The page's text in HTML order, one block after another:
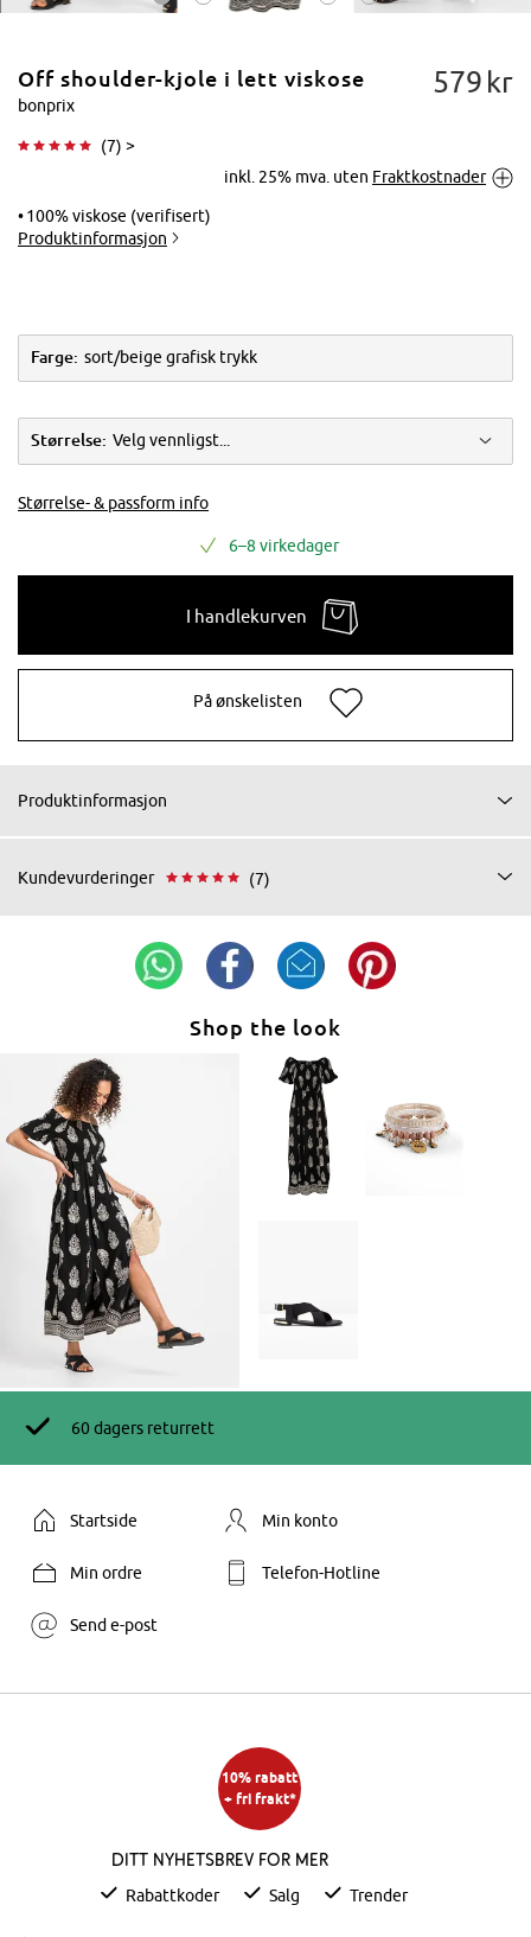
Trykk for å
Off shoulder-kjole i lett viskose
bonprix
(7) >
579 kr
inkl. 25% mva. uten Fraktkostnader
100% viskose (verifisert)
Produktinformasjon
Farge: sort/beige grafisk trykk
Størrelse: Velg vennligst...
Størrelse- & passform info
6–8 virkedager
I handlekurven
På ønskelisten
Produktinformasjon
Kundevurderinger (7)
Shop the look
60 dagers returrett
Startside Min konto
Min ordre Telefon-Hotline
Send e-post
10% rabatt
+ fri frakt*
Ditt nyhetsbrev for mer
Rabattkoder Salg Trender